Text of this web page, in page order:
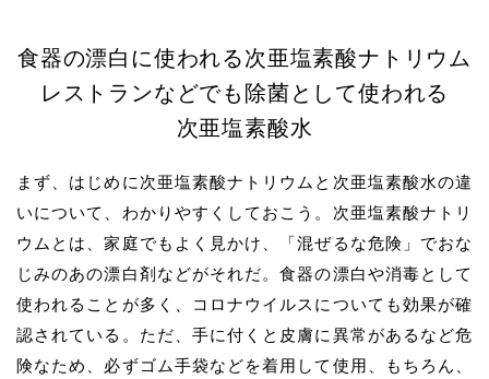
食器の漂白に使われる次亜塩素酸ナトリウム
レストランなどでも除菌として使われる
次亜塩素酸水
まず、はじめに次亜塩素酸ナトリウムと次亜塩素酸水の違
いについて、わかりやすくしておこう。次亜塩素酸ナトリ
ウムとは、家庭でもよく見かけ、「混ぜるな危険」でおな
じみのあの漂白剤などがそれだ。食器の漂白や消毒として
使われることが多く、コロナウイルスについても効果が確
認されている。ただ、手に付くと皮膚に異常があるなど危
険なため、必ずゴム手袋などを着用して使用、もちろん、